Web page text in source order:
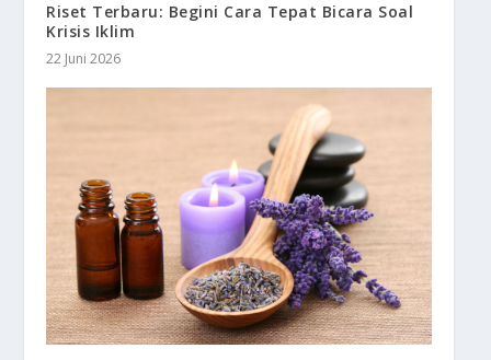
Riset Terbaru: Begini Cara Tepat Bicara Soal
Krisis Iklim
22 Juni 2026